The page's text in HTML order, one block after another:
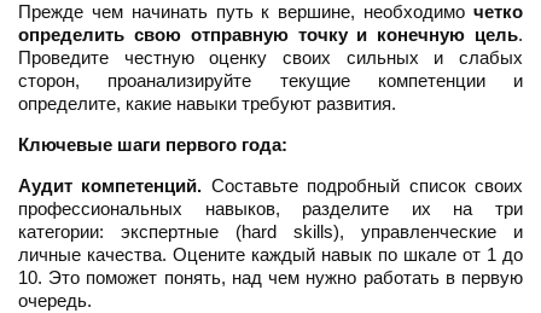
Прежде чем начинать путь к вершине, необходимо четко
определить свою отправную точку и конечную цель.
Проведите честную оценку своих сильных и слабых
сторон, проанализируйте текущие компетенции и
определите, какие навыки требуют развития.
Ключевые шаги первого года:
Аудит компетенций. Составьте подробный список своих
профессиональных навыков, разделите их на три
категории: экспертные (hard skills), управленческие и
личные качества. Оцените каждый навык по шкале от 1 до
10. Это поможет понять, над чем нужно работать в первую
очередь.